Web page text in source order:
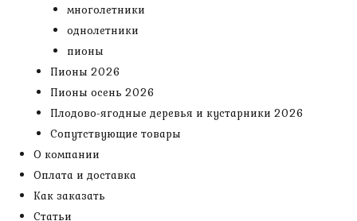
многолетники
однолетники
пионы
Пионы 2026
Пионы осень 2026
Плодово-ягодные деревья и кустарники 2026
Сопутствующие товары
О компании
Оплата и доставка
Как заказать
Статьи